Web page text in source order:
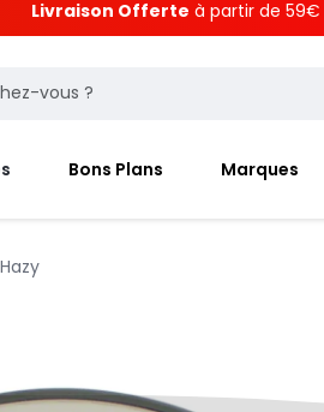
Livraison Offerte à partir de 59€
Bons Plans Marques